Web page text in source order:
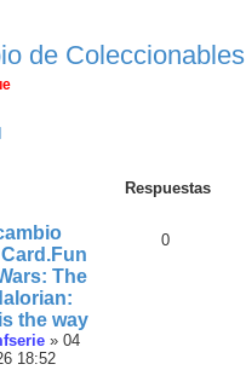
de Coleccionables
Respuestas
The
the way
» 04
18:52
0